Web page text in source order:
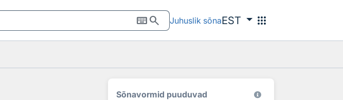
keyboardsearch Juhuslik sõnaEST apps
Sõnavormid puuduvad